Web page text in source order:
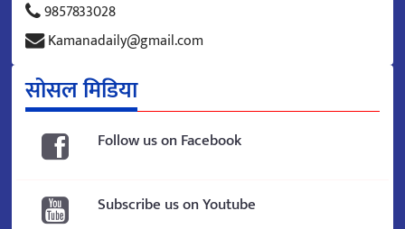
9857833028
Kamanadaily@gmail.com
सोसल मिडिया
Follow us on Facebook
Subscribe us on Youtube